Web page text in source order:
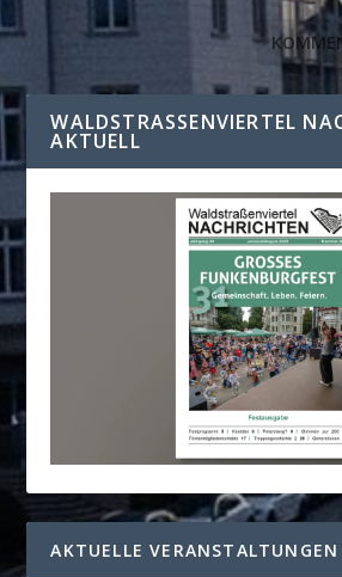
WALDSTRASSENVIERTEL
KTUELL
AKTUELLE VERANSTALTUNGEN